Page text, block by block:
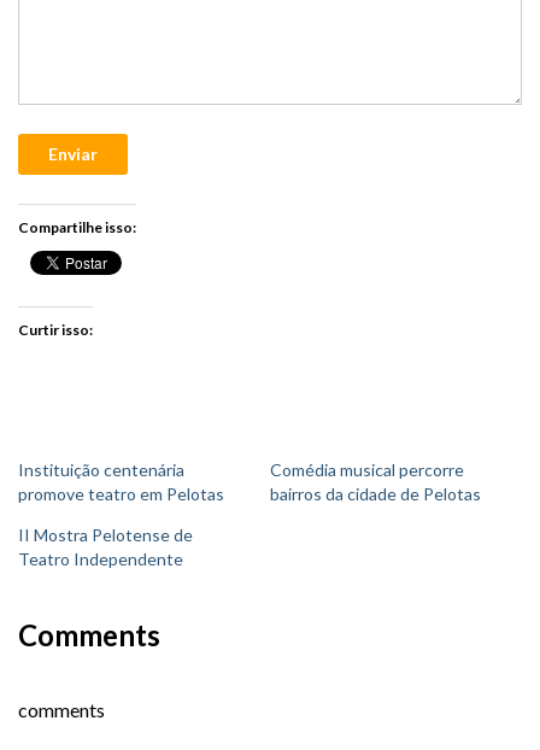
Enviar
Compartilhe isso:
Curtir isso:
Instituição centenária
promove teatro em Pelotas
Comédia musical percorre
bairros da cidade de Pelotas
II Mostra Pelotense de
Teatro Independente
Comments
comments